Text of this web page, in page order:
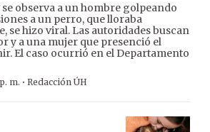
se observa a un hombre golpeando
a un perro, que lloraba
se hizo viral. Las autoridades buscan
y a una mujer que presenció el
El caso ocurrió en el Departamento
m. · Redacción ÚH